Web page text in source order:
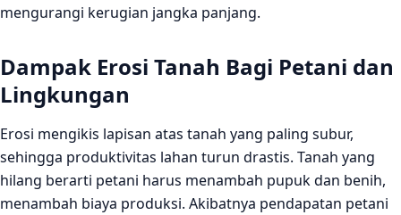
mengurangi kerugian jangka panjang.
Dampak Erosi Tanah Bagi Petani dan
Lingkungan
Erosi mengikis lapisan atas tanah yang paling subur,
sehingga produktivitas lahan turun drastis. Tanah yang
hilang berarti petani harus menambah pupuk dan benih,
menambah biaya produksi. Akibatnya pendapatan petani